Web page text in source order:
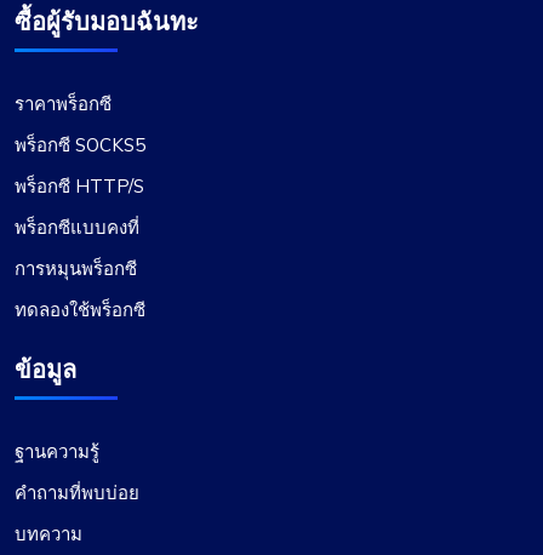
เหมาะสำหรับเครื่องมือ SEO โดยเฉพาะพวกที่หมุนๆ
การบริการลูกค้าของพวกเขาเป็นเลิศ พร้อมที่จะช่วย
ผู้รับมอบฉันทะที่ดี ราคาดี
ฉันชอบสิ่งที่ฉันได้รับจาก Proxy Compass มาก มัน
ใช้งานง่าย ไม่เปลืองเงินในกระเป๋าจนเกินไป และ
ทำงานให้สำเร็จ โดยเฉพาะด้านการตลาดดิจิทัลของ
ฉัน การบริการลูกค้าของพวกเขาก็ตรงประเด็นเช่นกัน
พวกเขาติดต่อกลับหาคุณอย่างรวดเร็วและจัดการ
ซื้อผู้รับมอบฉันทะ
ราคาพร็อกซี
พร็อกซี SOCKS5
พร็อกซี HTTP/S
พร็อกซีแบบคงที่
การหมุนพร็อกซี
ทดลองใช้พร็อกซี
ข้อมูล
ฐานความรู้
คำถามที่พบบ่อย
บทความ